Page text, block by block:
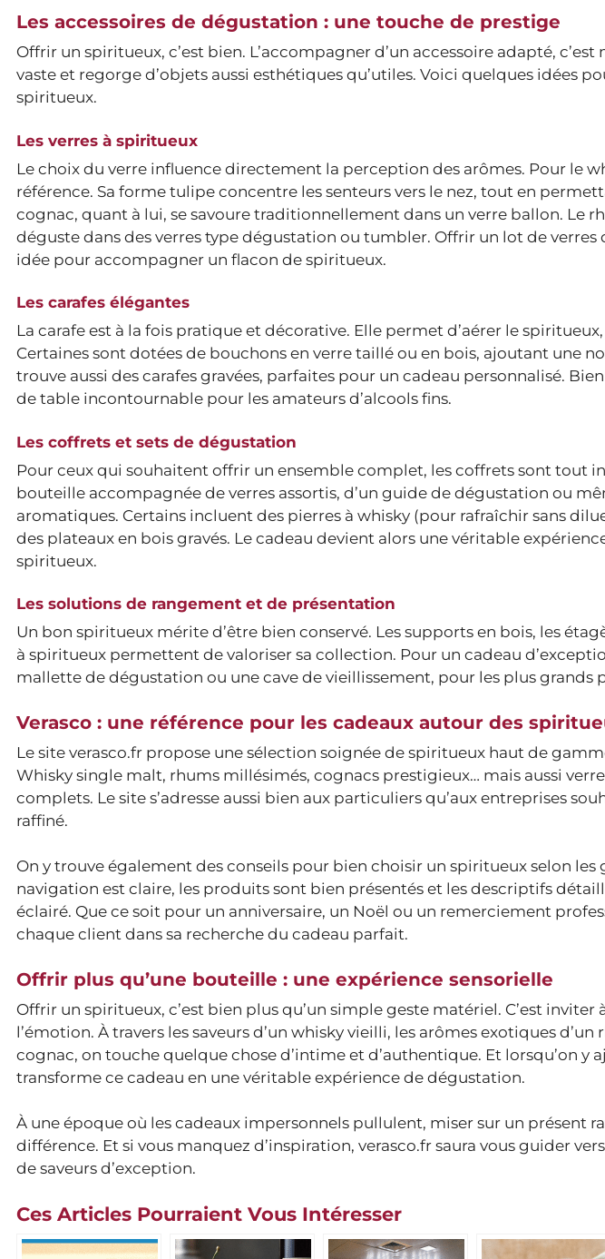
Les accessoires de dégustation : une touche de prestige
Offrir un spiritueux, c’est bien. L’accompagner d’un accessoire adapté,
vaste et regorge d’objets aussi esthétiques qu’utiles. Voici quelques idées
spiritueux.
Les verres à spiritueux
Le choix du verre influence directement la perception des arômes. Pour le
référence. Sa forme tulipe concentre les senteurs vers le nez, tout en
cognac, quant à lui, se savoure traditionnellement dans un verre ballon. Le
déguste dans des verres type dégustation ou tumbler. Offrir un lot de
idée pour accompagner un flacon de spiritueux.
Les carafes élégantes
La carafe est à la fois pratique et décorative. Elle permet d’aérer le
Certaines sont dotées de bouchons en verre taillé ou en bois, ajoutant une
trouve aussi des carafes gravées, parfaites pour un cadeau personnalisé.
de table incontournable pour les amateurs d’alcools fins.
Les coffrets et sets de dégustation
Pour ceux qui souhaitent offrir un ensemble complet, les coffrets sont tout
bouteille accompagnée de verres assortis, d’un guide de dégustation ou
aromatiques. Certains incluent des pierres à whisky (pour rafraîchir sans
des plateaux en bois gravés. Le cadeau devient alors une véritable
spiritueux.
Les solutions de rangement et de présentation
Un bon spiritueux mérite d’être bien conservé. Les supports en bois, les
à spiritueux permettent de valoriser sa collection. Pour un cadeau
mallette de dégustation ou une cave de vieillissement, pour les plus grands
Verasco : une référence pour les cadeaux autour des
Le site verasco.fr propose une sélection soignée de spiritueux haut de
Whisky single malt, rhums millésimés, cognacs prestigieux… mais aussi
complets. Le site s’adresse aussi bien aux particuliers qu’aux entreprises
raffiné.
On y trouve également des conseils pour bien choisir un spiritueux selon les
navigation est claire, les produits sont bien présentés et les descriptifs
éclairé. Que ce soit pour un anniversaire, un Noël ou un remerciement
chaque client dans sa recherche du cadeau parfait.
Offrir plus qu’une bouteille : une expérience sensorielle
Offrir un spiritueux, c’est bien plus qu’un simple geste matériel. C’est inviter
l’émotion. À travers les saveurs d’un whisky vieilli, les arômes exotiques
cognac, on touche quelque chose d’intime et d’authentique. Et lorsqu’on y
transforme ce cadeau en une véritable expérience de dégustation.
À une époque où les cadeaux impersonnels pullulent, miser sur un présent
différence. Et si vous manquez d’inspiration, verasco.fr saura vous guider
de saveurs d’exception.
Ces Articles Pourraient Vous Intéresser